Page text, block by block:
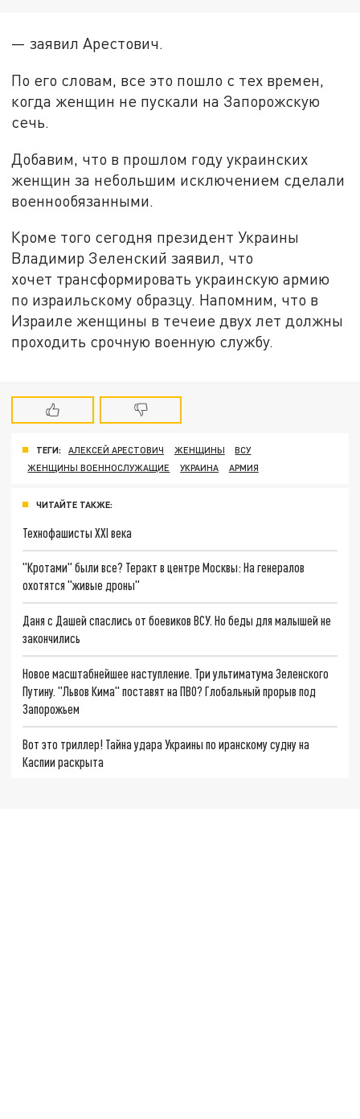
— заявил Арестович.
По его словам, все это пошло с тех времен,
когда женщин не пускали на Запорожскую
сечь.
Добавим, что в прошлом году украинских
женщин за небольшим исключением сделали
военнообязанными.
Кроме того сегодня президент Украины
Владимир Зеленский заявил, что
хочет трансформировать украинскую армию
по израильскому образцу. Напомним, что в
Израиле женщины в течеие двух лет должны
проходить срочную военную службу.
ТЕГИ: АЛЕКСЕЙ АРЕСТОВИЧ ЖЕНЩИНЫ
ВСУ
ЖЕНЩИНЫ ВОЕННОСЛУЖАЩИЕ
УКРАИНА АРМИЯ
ЧИТАЙТЕ ТАКЖЕ:
Технофашисты XXI века
"Кротами" были все? Теракт в центре Москвы: На генералов
охотятся "живые дроны"
Даня с Дашей спаслись от боевиков ВСУ. Но беды для малышей не
закончились
Новое масштабнейшее наступление. Три ультиматума Зеленского
Путину. "Львов Кима" поставят на ПВО? Глобальный прорыв под
Запорожьем
Вот это триллер! Тайна удара Украины по иранскому судну на
Каспии раскрыта